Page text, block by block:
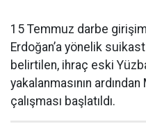
15 Temmuz darbe
Erdoğan’a yönelik
belirtilen, ihraç eski
yakalanmasının
çalışması başlatıldı.